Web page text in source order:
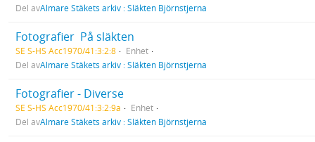
Del avAlmare Stäkets arkiv : Släkten Björnstjerna
Fotografier  På släkten
SE S-HS Acc1970/41:3:2:8
Enhet
Del avAlmare Stäkets arkiv : Släkten Björnstjerna
Fotografier - Diverse
SE S-HS Acc1970/41:3:2:9a
Enhet
Del avAlmare Stäkets arkiv : Släkten Björnstjerna